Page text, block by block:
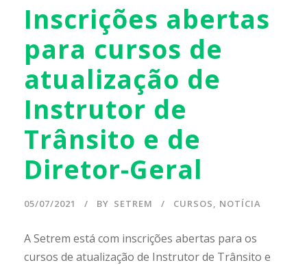
Inscrições abertas
para cursos de
atualização de
Instrutor de
Trânsito e de
Diretor-Geral
05/07/2021 BY SETREM CURSOS, NOTÍCIA
A Setrem está com inscrições abertas para os
cursos de atualização de Instrutor de Trânsito e